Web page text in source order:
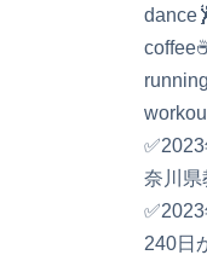
奈川県
240日